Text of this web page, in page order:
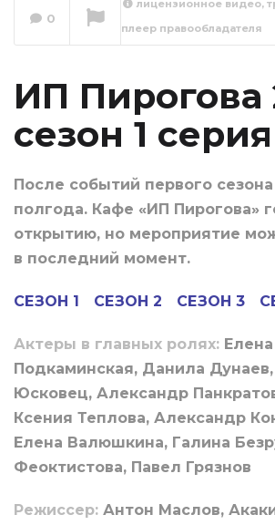
ИП
0
лицензионное видео,
плеер правообладателя
ИП Пирогова
сезон 1 серия
После событий первого
полгода. Кафе «ИП Пирогова»
открытию, но мероприятие
в последний момент.
СЕЗОН 1 СЕЗОН 2 СЕЗОН 3
Актеры в главных ролях: Елена
Подкаминская, Данила
Юсковец, Александр
Ксения Теплова, Александр
Елена Валюшкина, Галина
Феоктистова, Павел Грязнов
Режиссер: Антон Маслов,